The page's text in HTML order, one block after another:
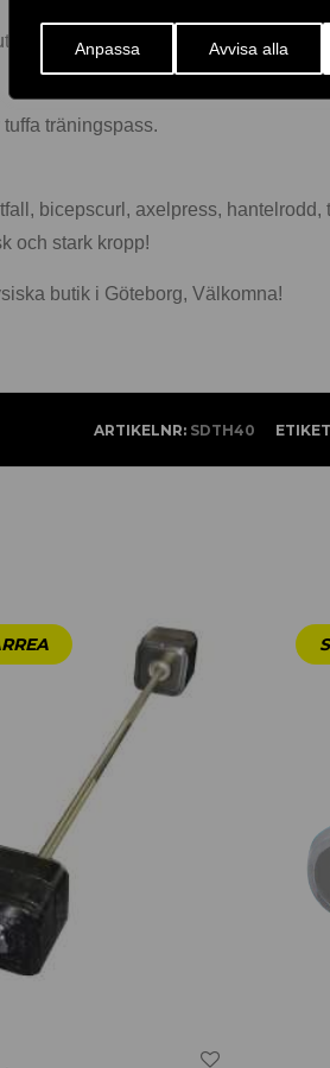
Anpassa Avvisa alla
som ex. pelarstativ, större
träningspass.
bicepscurl, axelpress, hantelrodd,
och stark kropp!
butik i Göteborg, Välkomna!
ARTIKELNR: SDTH40